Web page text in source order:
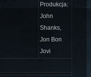
Produkcja:
John
Shanks,
Jon Bon
Jovi